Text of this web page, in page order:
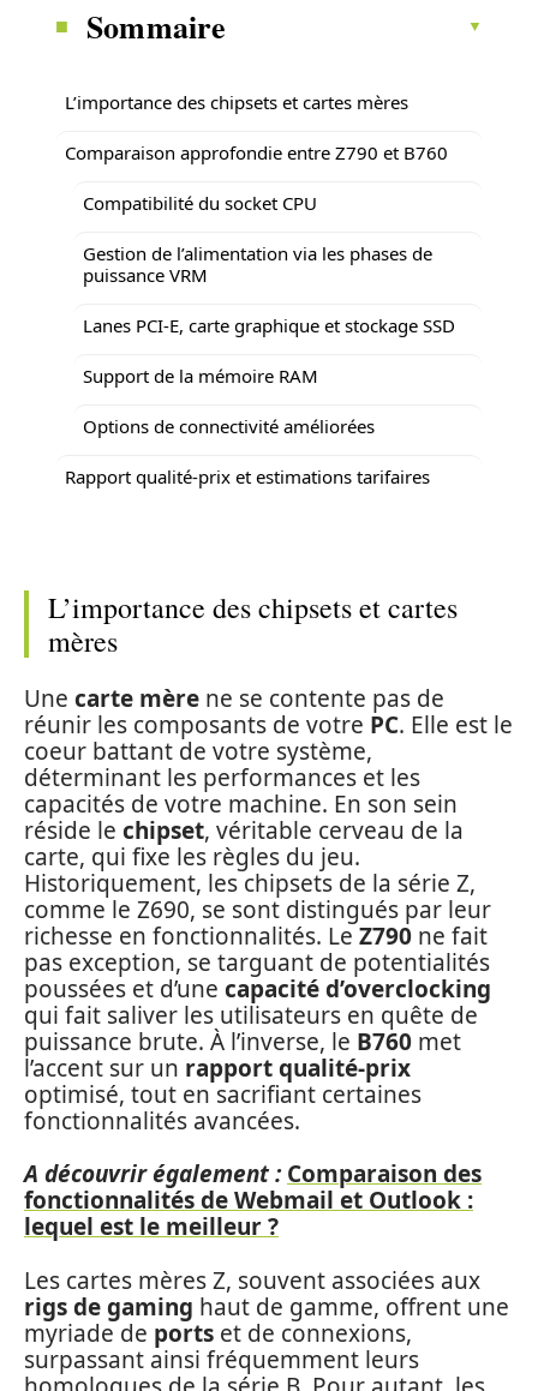
Sommaire
L’importance des chipsets et cartes mères
Comparaison approfondie entre Z790 et B760
Compatibilité du socket CPU
Gestion de l’alimentation via les phases de
puissance VRM
Lanes PCI-E, carte graphique et stockage SSD
Support de la mémoire RAM
Options de connectivité améliorées
Rapport qualité-prix et estimations tarifaires
L’importance des chipsets et cartes
mères
Une carte mère ne se contente pas de
réunir les composants de votre PC. Elle est le
coeur battant de votre système,
déterminant les performances et les
capacités de votre machine. En son sein
réside le chipset, véritable cerveau de la
carte, qui fixe les règles du jeu.
Historiquement, les chipsets de la série Z,
comme le Z690, se sont distingués par leur
richesse en fonctionnalités. Le Z790 ne fait
pas exception, se targuant de potentialités
poussées et d’une capacité d’overclocking
qui fait saliver les utilisateurs en quête de
puissance brute. À l’inverse, le B760 met
l’accent sur un rapport qualité-prix
optimisé, tout en sacrifiant certaines
fonctionnalités avancées.
A découvrir également : Comparaison des
fonctionnalités de Webmail et Outlook :
lequel est le meilleur ?
Les cartes mères Z, souvent associées aux
rigs de gaming haut de gamme, offrent une
myriade de ports et de connexions,
surpassant ainsi fréquemment leurs